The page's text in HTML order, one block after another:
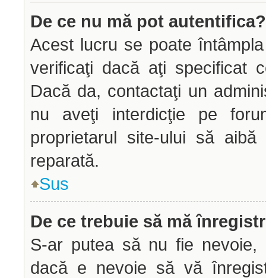
De ce nu mă pot autentifica?
Acest lucru se poate
verificaţi dacă aţi specificat
Dacă da, contactaţi un
nu aveţi interdicţie pe
proprietarul site-ului să
reparată.
Sus
De ce trebuie să mă
S-ar putea să nu fie nevoie,
dacă e nevoie să vă